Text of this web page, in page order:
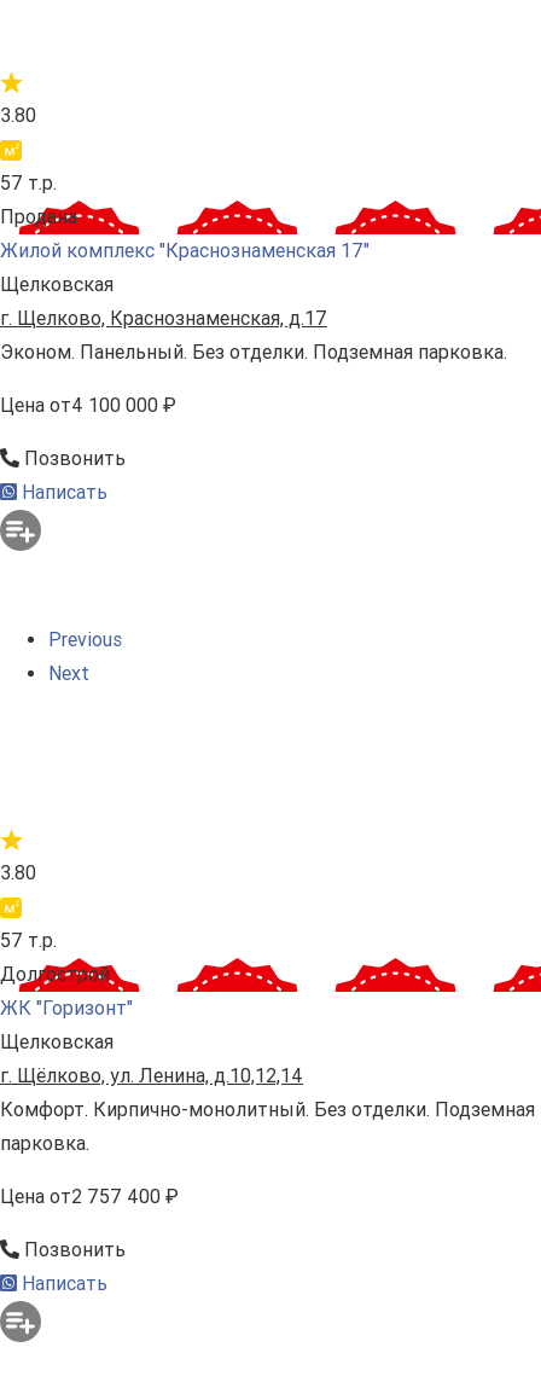
3.80
57 т.р.
Продана
Жилой комплекс "Краснознаменская 17"
Щелковская
г. Щелково, Краснознаменская, д.17
Эконом. Панельный. Без отделки. Подземная парковка.
Цена от4 100 000 ₽
Позвонить
Написать
Previous
Next
3.80
57 т.р.
Долгострой
ЖК "Горизонт"
Щелковская
г. Щёлково, ул. Ленина, д.10,12,14
Комфорт. Кирпично-монолитный. Без отделки. Подземная
парковка.
Цена от2 757 400 ₽
Позвонить
Написать